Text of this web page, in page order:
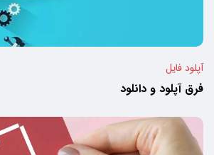
آپلود فایل
فرق آپلود و دانلود